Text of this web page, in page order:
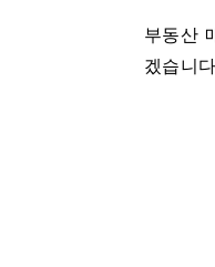
부동산
겠습니